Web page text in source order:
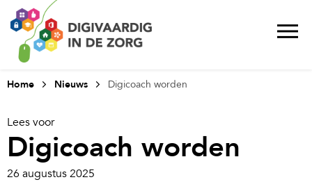
Home Nieuws Digicoach worden
Lees voor
Digicoach worden
26 augustus 2025